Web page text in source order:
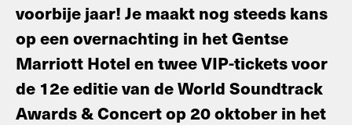
voorbije jaar! Je maakt nog steeds kans
op een overnachting in het Gentse
Marriott Hotel en twee VIP-tickets voor
de 12e editie van de World Soundtrack
Awards & Concert op 20 oktober in het